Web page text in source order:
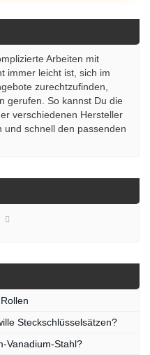
Arbeiten mit
immer leicht ist, sich im
zurechtzufinden,
gerufen. So kannst Du die
verschiedenen Hersteller
und schnell den passenden
Steckschlüsselsätzen?
Vanadium-Stahl?